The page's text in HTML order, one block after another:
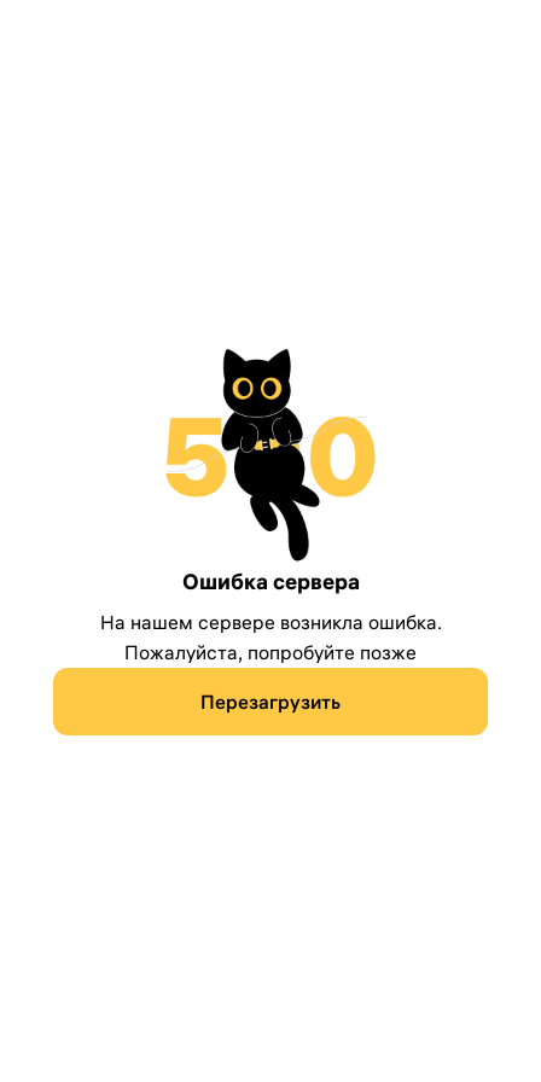
Ошибка сервера
На нашем сервере возникла ошибка.
Пожалуйста, попробуйте позже
Перезагрузить